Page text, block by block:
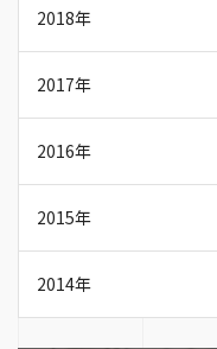
2018年
2017年
2016年
2015年
2014年